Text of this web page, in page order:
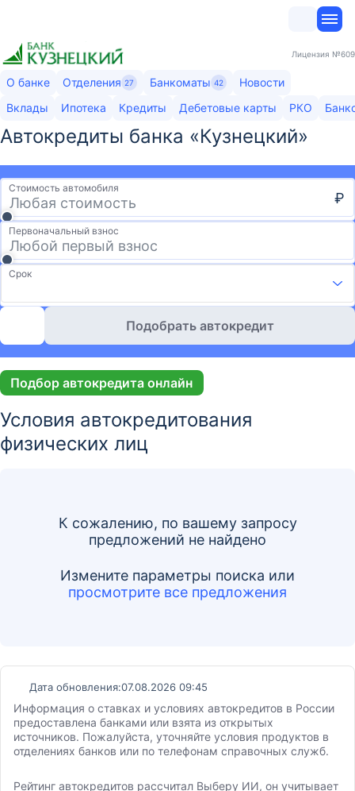
Лицензия №609
О банке Отделения 27 Банкоматы 42
Новости
Вклады
Ипотека Кредиты Дебетовые карты РКО
Автокредиты банка «Кузнецкий»​
Стоимость автомобиля
₽
Первоначальный взнос
Срок
Подобрать автокредит
Подбор автокредита онлайн
Условия автокредитования
физических лиц
К сожалению, по вашему запросу
предложений не найдено
Измените параметры поиска или
просмотрите все предложения
Дата обновления:07.08.2026 09:45
Информация о ставках и условиях автокредитов в России
предоставлена банками или взята из открытых
источников. Пожалуйста, уточняйте условия продуктов в
отделениях банков или по телефонам справочных служб.
Рейтинг автокредитов рассчитал Выберу ИИ, он учитывает